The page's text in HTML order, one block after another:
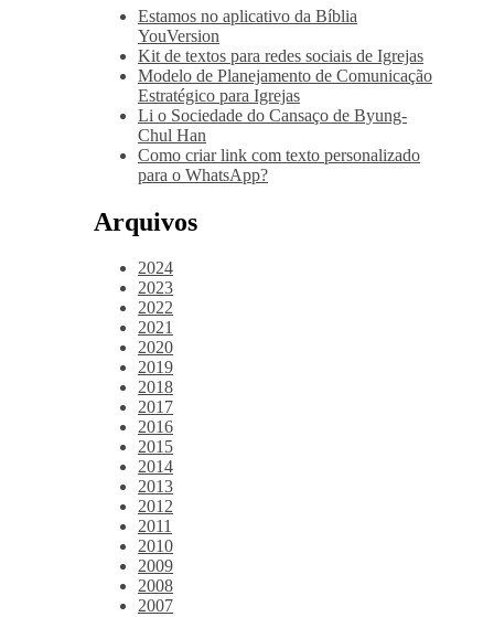
Estamos no aplicativo da Bíblia
YouVersion
Kit de textos para redes sociais de Igrejas
Modelo de Planejamento de Comunicação
Estratégico para Igrejas
Li o Sociedade do Cansaço de Byung-
Chul Han
Como criar link com texto personalizado
para o WhatsApp?
Arquivos
2024
2023
2022
2021
2020
2019
2018
2017
2016
2015
2014
2013
2012
2011
2010
2009
2008
2007